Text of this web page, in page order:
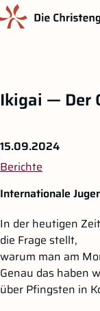
Ikigai — Der
15.09.2024
Berichte
Internationale
In der heutigen
die Frage stellt,
warum man am
Genau das haben
über Pfingsten in